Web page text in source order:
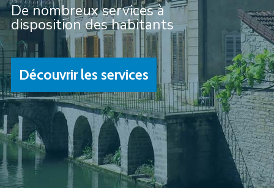
De nombreux services à
disposition des habitants
Découvrir les services